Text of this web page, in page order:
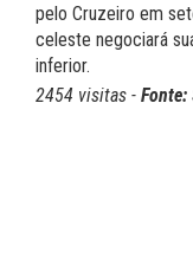
pelo Cruzeiro em
celeste negociará
inferior.
2454 visitas - Fonte: